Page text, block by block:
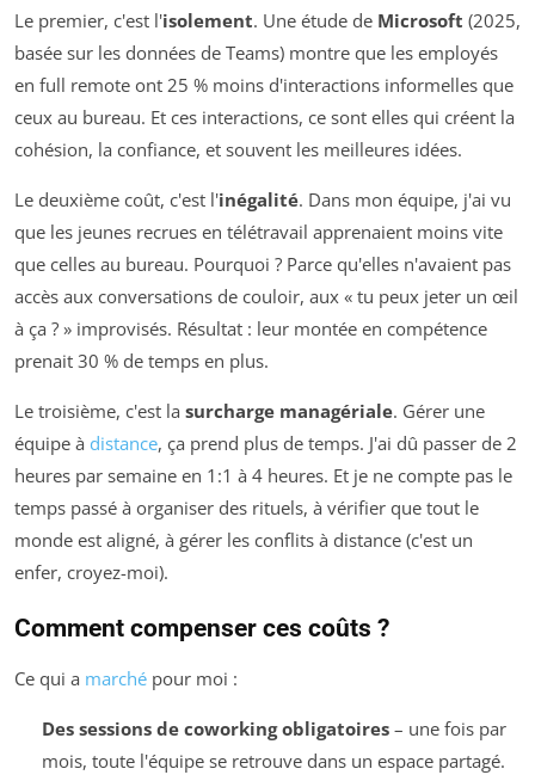
Le premier, c'est l'isolement. Une étude de Microsoft (2025,
basée sur les données de Teams) montre que les employés
en full remote ont 25 % moins d'interactions informelles que
ceux au bureau. Et ces interactions, ce sont elles qui créent la
cohésion, la confiance, et souvent les meilleures idées.
Le deuxième coût, c'est l'inégalité. Dans mon équipe, j'ai vu
que les jeunes recrues en télétravail apprenaient moins vite
que celles au bureau. Pourquoi ? Parce qu'elles n'avaient pas
accès aux conversations de couloir, aux « tu peux jeter un œil
à ça ? » improvisés. Résultat : leur montée en compétence
prenait 30 % de temps en plus.
Le troisième, c'est la surcharge managériale. Gérer une
équipe à distance, ça prend plus de temps. J'ai dû passer de 2
heures par semaine en 1:1 à 4 heures. Et je ne compte pas le
temps passé à organiser des rituels, à vérifier que tout le
monde est aligné, à gérer les conflits à distance (c'est un
enfer, croyez-moi).
Comment compenser ces coûts ?
Ce qui a marché pour moi :
Des sessions de coworking obligatoires– une fois par
mois, toute l'équipe se retrouve dans un espace partagé.